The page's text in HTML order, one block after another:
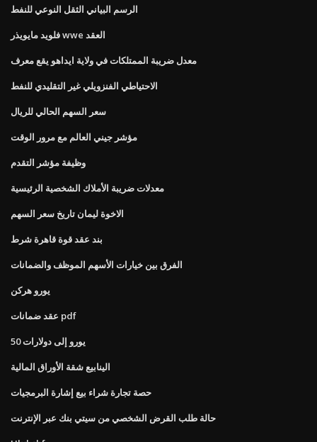
الرسم البياني الثقل النوعي للنفط
فلويد مايويذر wwe العقد
معدل ضريبة الممتلكات في ولاية ايداهو يقع معرف
الاحتياطي الفنزويلي غير التقليدي للنفط
سعر السهم الحالي للريال
مؤشر جيني العالم مع مرور الوقت
وظيفة مؤشر التقدم
معدلات ضريبة الأملاك الشخصية الرئيسية
الاخوة ليمان تاريخ سعر السهم
بند عقد قوة قاهرة شرط
الفرق بين خيارات الأسهم الموظف والضمانات
يورو هركن
عقد ضمانات pdf
50 يورو إلى دولارات
الينابيع شقة الأوراق المالية
حصة تجارة شراء بيع إشارة البرمجيات
حالة طلب القرض الشخصي من سيتي بنك عبر الإنترنت